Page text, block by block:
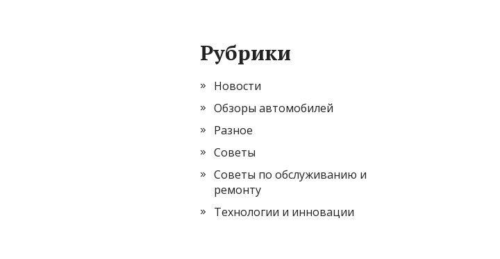
Рубрики
Новости
Обзоры автомобилей
Разное
Советы
Советы по обслуживанию и
ремонту
Технологии и инновации